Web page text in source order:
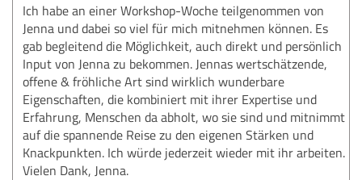
Ich habe an einer Workshop-Woche teilgenommen von
Jenna und dabei so viel für mich mitnehmen können. Es
gab begleitend die Möglichkeit, auch direkt und persönlich
Input von Jenna zu bekommen. Jennas wertschätzende,
offene & fröhliche Art sind wirklich wunderbare
Eigenschaften, die kombiniert mit ihrer Expertise und
Erfahrung, Menschen da abholt, wo sie sind und mitnimmt
auf die spannende Reise zu den eigenen Stärken und
Knackpunkten. Ich würde jederzeit wieder mit ihr arbeiten.
Vielen Dank, Jenna.